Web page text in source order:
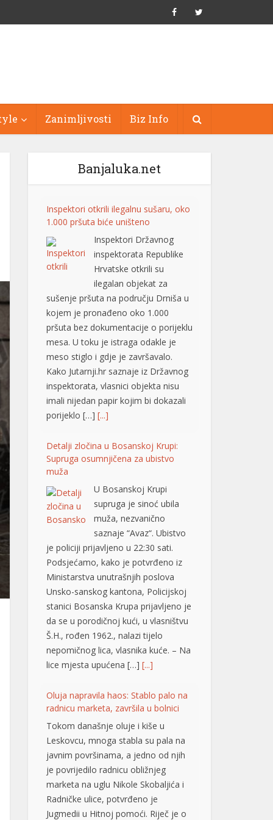
Zanimljivosti Biz Info
Banjaluka.net
Inspektori otkrili ilegalnu sušaru, oko
1.000 pršuta biće uništeno
Inspektori Državnog
inspektorata Republike
Hrvatske otkrili su
ilegalan objekat za
sušenje pršuta na području Drniša u
kojem je pronađeno oko 1.000
pršuta bez dokumentacije o porijeklu
mesa. U toku je istraga odakle je
meso stiglo i gdje je završavalo.
Kako Jutarnji.hr saznaje iz Državnog
inspektorata, vlasnici objekta nisu
imali nijedan papir kojim bi dokazali
porijeklo […] [...]
Detalji zločina u Bosanskoj Krupi:
Supruga osumnjičena za ubistvo
muža
U Bosanskoj Krupi
supruga je sinoć ubila
muža, nezvanično
saznaje “Avaz“. Ubistvo
je policiji prijavljeno u 22:30 sati.
Podsjećamo, kako je potvrđeno iz
Ministarstva unutrašnjih poslova
Unsko-sanskog kantona, Policijskoj
stanici Bosanska Krupa prijavljeno je
da se u porodičnoj kući, u vlasništvu
Š.H., rođen 1962., nalazi tijelo
nepomičnog lica, vlasnika kuće. – Na
lice mjesta upućena […] [...]
Oluja napravila haos: Stablo palo na
radnicu marketa, završila u bolnici
Tokom današnje oluje i kiše u
Leskovcu, mnoga stabla su pala na
javnim površinama, a jedno od njih
je povrijedilo radnicu obližnjeg
marketa na uglu Nikole Skobaljića i
Radničke ulice, potvrđeno je
Jugmedii u Hitnoj pomoći. Riječ je o